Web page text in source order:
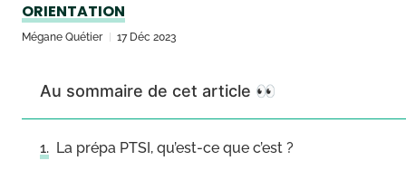
ORIENTATION
Mégane Quétier 17 Déc 2023
Au sommaire de cet article 👀
La prépa PTSI, qu’est-ce que c’est ?